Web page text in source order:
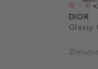
DIOR
Glassy